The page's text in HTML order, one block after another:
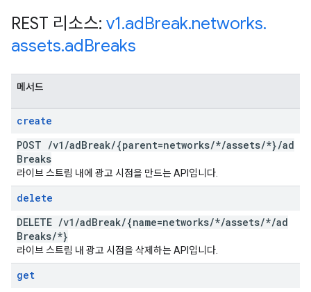
REST 리소스: v1.adBreak.networks.
assets.adBreaks
메서드
create
POST /v1 /adBreak/{parent=networks/*/assets/*}/ad
Breaks
라이브 스트림 내에 광고 시점을 만드는 API입니다.
delete
DELETE /v1 /adBreak/{name=networks/*/assets/*/ad
Breaks/*}
라이브 스트림 내 광고 시점을 삭제하는 API입니다.
get